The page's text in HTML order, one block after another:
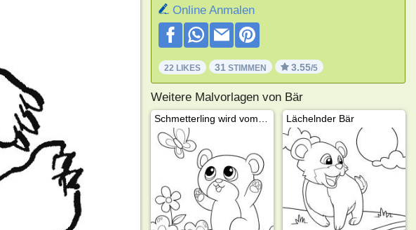
Online Anmalen
22 LIKES 31 STIMMEN 3.55/5
Weitere Malvorlagen von Bär
Lächelnder Bär